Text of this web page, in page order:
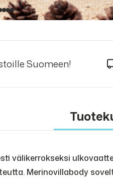
Suomeen!
välikerrokseksi
Merinovillabody